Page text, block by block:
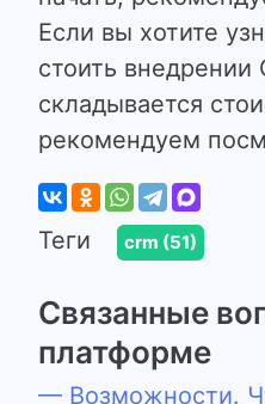
Если вы хотите
стоить внедрении
складывается
рекомендуем
Теги crm (51)
Связанные
платформе
— Возможности.